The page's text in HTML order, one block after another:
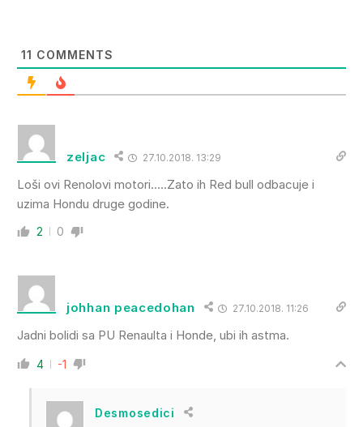
11 COMMENTS
zeljac 27.10.2018. 13:29
Loši ovi Renolovi motori…..Zato ih Red bull odbacuje i
uzima Hondu druge godine.
2 0
johhan peacedohan 27.10.2018. 11:26
Jadni bolidi sa PU Renaulta i Honde, ubi ih astma.
4 -1
Desmosedici